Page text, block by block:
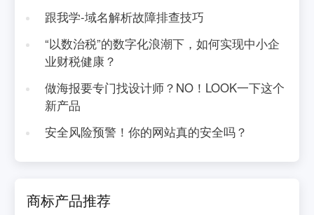
跟我学-域名解析故障排查技巧
“以数治税”的数字化浪潮下，如何实现中小企
业财税健康？
做海报要专门找设计师？NO！LOOK一下这个
新产品
安全风险预警！你的网站真的安全吗？
商标产品推荐